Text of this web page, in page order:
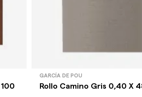
GARCÍA DE POU
Rollo Camino Gris 0,40 X